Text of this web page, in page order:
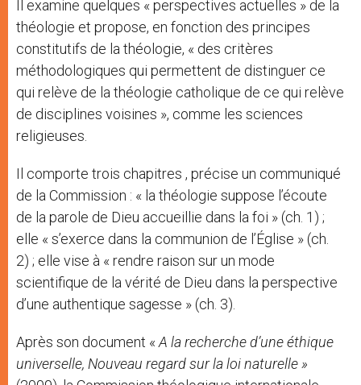
Il examine quelques « perspectives actuelles » de la
théologie et propose, en fonction des principes
constitutifs de la théologie, « des critères
méthodologiques qui permettent de distinguer ce
qui relève de la théologie catholique de ce qui relève
de disciplines voisines », comme les sciences
religieuses.
Il comporte trois chapitres , précise un communiqué
de la Commission : « la théologie suppose l’écoute
de la parole de Dieu accueillie dans la foi » (ch. 1) ;
elle « s’exerce dans la communion de l’Église » (ch.
2) ; elle vise à « rendre raison sur un mode
scientifique de la vérité de Dieu dans la perspective
d’une authentique sagesse » (ch. 3).
Après son document « A la recherche d’une éthique
universelle, Nouveau regard sur la loi naturelle »